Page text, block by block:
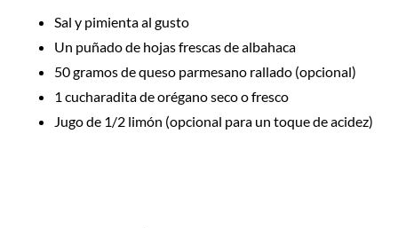
Sal y pimienta al gusto
Un puñado de hojas frescas de albahaca
50 gramos de queso parmesano rallado (opcional)
1 cucharadita de orégano seco o fresco
Jugo de 1/2 limón (opcional para un toque de acidez)